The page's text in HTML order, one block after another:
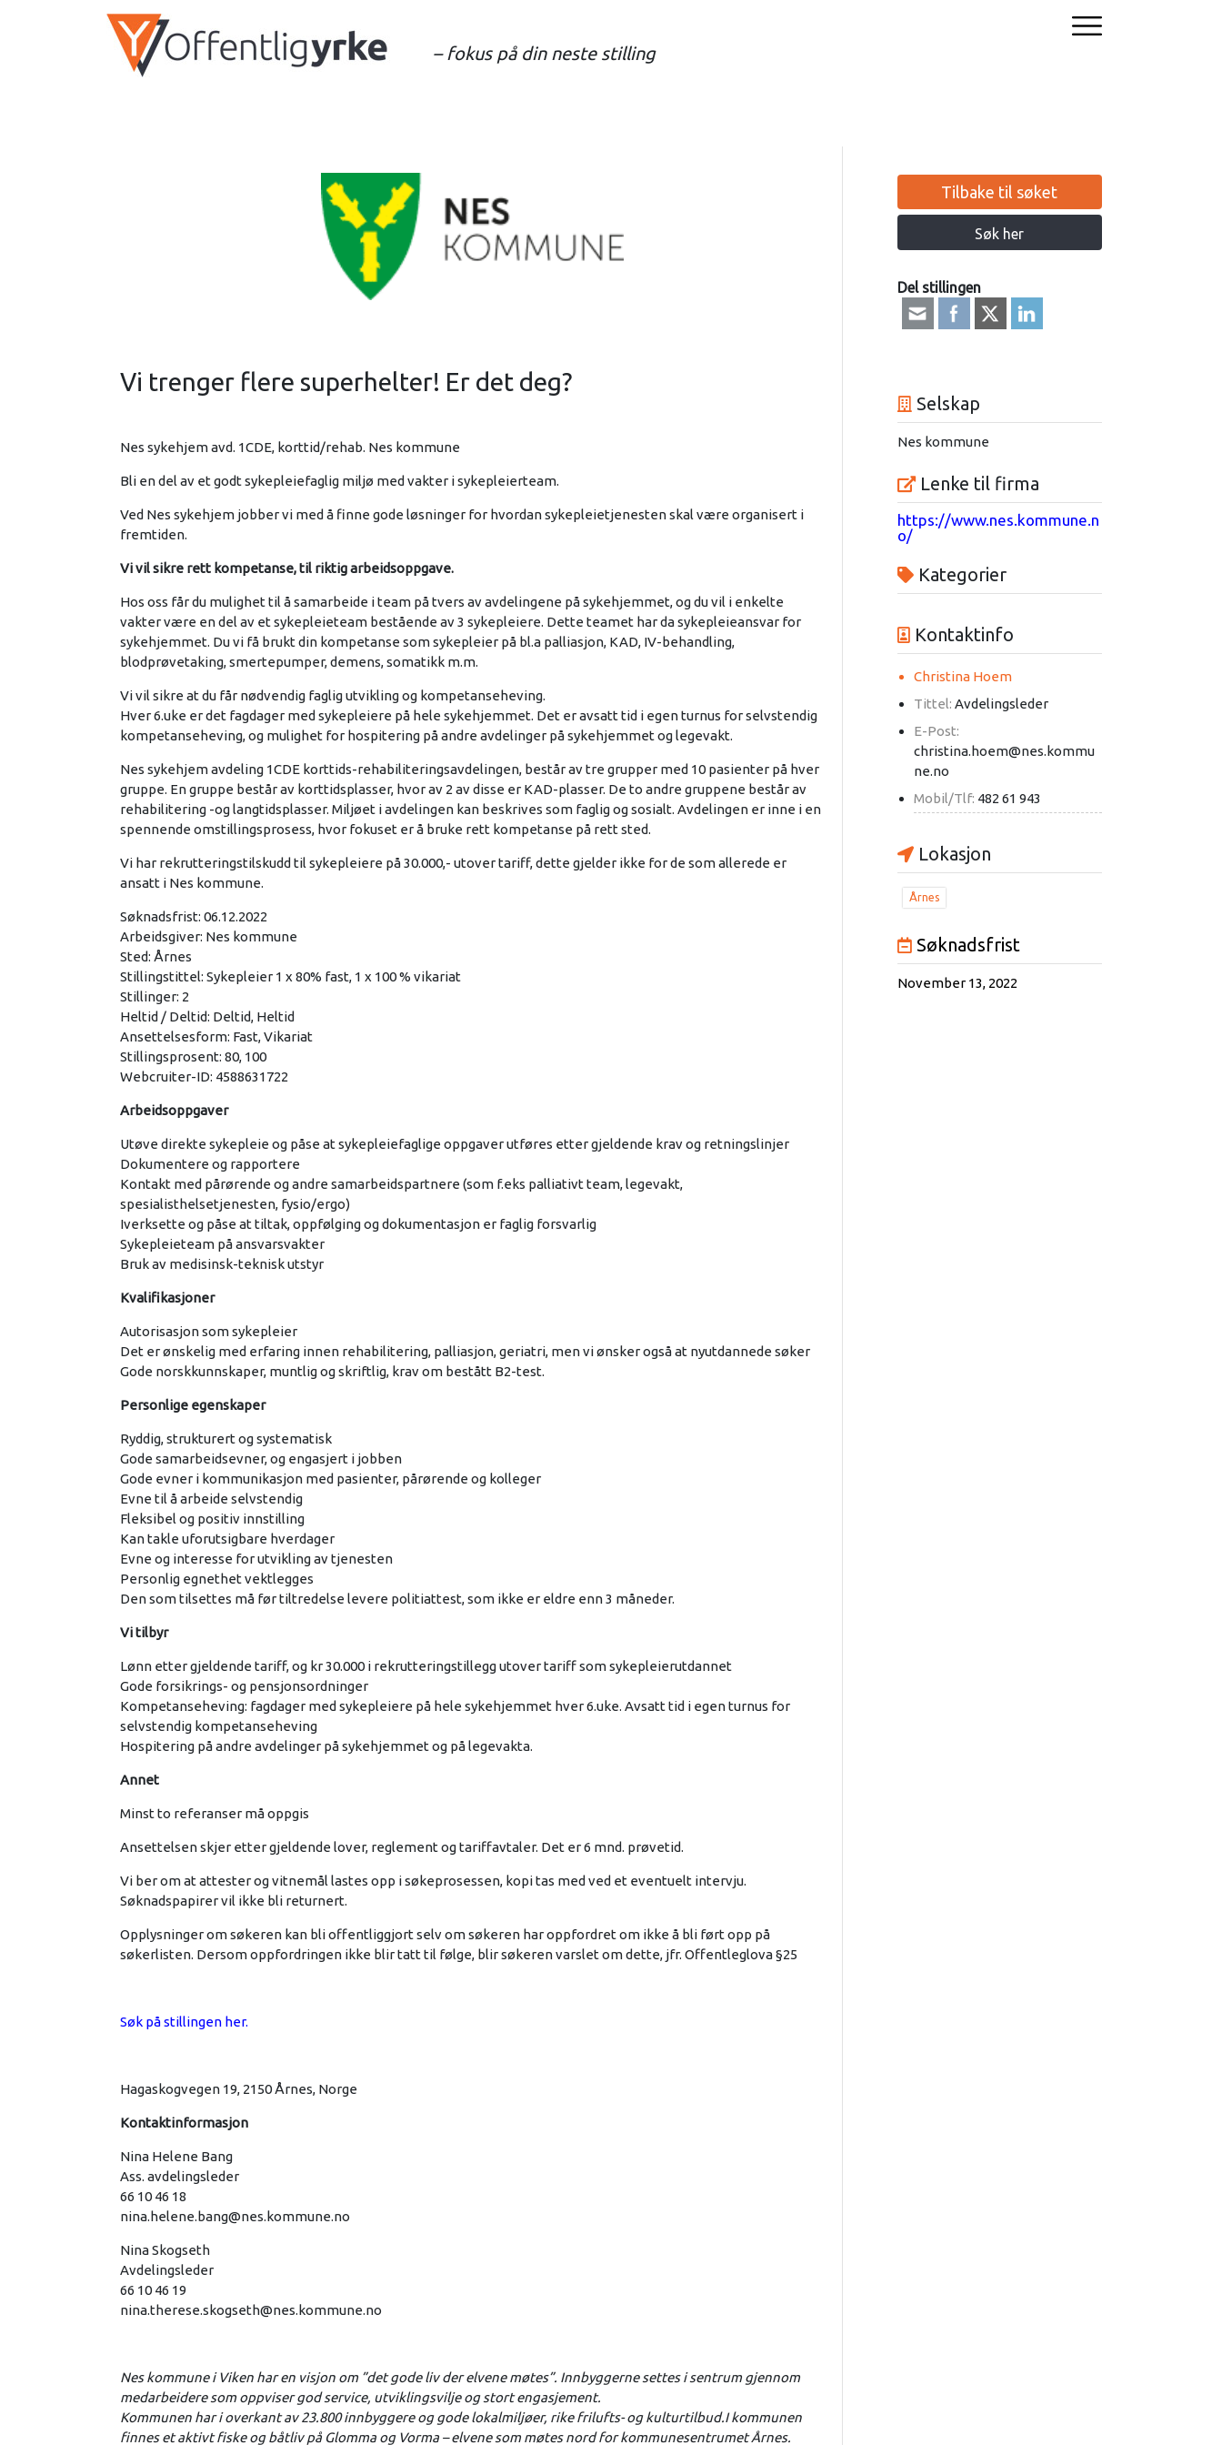
– fokus på din neste stilling
Vi trenger flere superhelter! Er det deg?
Nes sykehjem avd. 1CDE, korttid/rehab. Nes kommune
Bli en del av et godt sykepleiefaglig miljø med vakter i sykepleierteam.
Ved Nes sykehjem jobber vi med å finne gode løsninger for hvordan sykepleietjenesten skal være organisert i
fremtiden.
Vi vil sikre rett kompetanse, til riktig arbeidsoppgave.
Hos oss får du mulighet til å samarbeide i team på tvers av avdelingene på sykehjemmet, og du vil i enkelte
vakter være en del av et sykepleieteam bestående av 3 sykepleiere. Dette teamet har da sykepleieansvar for
sykehjemmet. Du vi få brukt din kompetanse som sykepleier på bl.a palliasjon, KAD, IV-behandling,
blodprøvetaking, smertepumper, demens, somatikk m.m.
Vi vil sikre at du får nødvendig faglig utvikling og kompetanseheving.
Hver 6.uke er det fagdager med sykepleiere på hele sykehjemmet. Det er avsatt tid i egen turnus for selvstendig
kompetanseheving, og mulighet for hospitering på andre avdelinger på sykehjemmet og legevakt.
Nes sykehjem avdeling 1CDE korttids-rehabiliteringsavdelingen, består av tre grupper med 10 pasienter på hver
gruppe. En gruppe består av korttidsplasser, hvor av 2 av disse er KAD-plasser. De to andre gruppene består av
rehabilitering -og langtidsplasser. Miljøet i avdelingen kan beskrives som faglig og sosialt. Avdelingen er inne i en
spennende omstillingsprosess, hvor fokuset er å bruke rett kompetanse på rett sted.
Vi har rekrutteringstilskudd til sykepleiere på 30.000,- utover tariff, dette gjelder ikke for de som allerede er
ansatt i Nes kommune.
Søknadsfrist: 06.12.2022
Arbeidsgiver: Nes kommune
Sted: Årnes
Stillingstittel: Sykepleier 1 x 80% fast, 1 x 100 % vikariat
Stillinger: 2
Heltid / Deltid: Deltid, Heltid
Ansettelsesform: Fast, Vikariat
Stillingsprosent: 80, 100
Webcruiter-ID: 4588631722
Arbeidsoppgaver
Utøve direkte sykepleie og påse at sykepleiefaglige oppgaver utføres etter gjeldende krav og retningslinjer
Dokumentere og rapportere
Kontakt med pårørende og andre samarbeidspartnere (som f.eks palliativt team, legevakt,
spesialisthelsetjenesten, fysio/ergo)
Iverksette og påse at tiltak, oppfølging og dokumentasjon er faglig forsvarlig
Sykepleieteam på ansvarsvakter
Bruk av medisinsk-teknisk utstyr
Kvalifikasjoner
Autorisasjon som sykepleier
Det er ønskelig med erfaring innen rehabilitering, palliasjon, geriatri, men vi ønsker også at nyutdannede søker
Gode norskkunnskaper, muntlig og skriftlig, krav om bestått B2-test.
Personlige egenskaper
Ryddig, strukturert og systematisk
Gode samarbeidsevner, og engasjert i jobben
Gode evner i kommunikasjon med pasienter, pårørende og kolleger
Evne til å arbeide selvstendig
Fleksibel og positiv innstilling
Kan takle uforutsigbare hverdager
Evne og interesse for utvikling av tjenesten
Personlig egnethet vektlegges
Den som tilsettes må før tiltredelse levere politiattest, som ikke er eldre enn 3 måneder.
Vi tilbyr
Lønn etter gjeldende tariff, og kr 30.000 i rekrutteringstillegg utover tariff som sykepleierutdannet
Gode forsikrings- og pensjonsordninger
Kompetanseheving: fagdager med sykepleiere på hele sykehjemmet hver 6.uke. Avsatt tid i egen turnus for
selvstendig kompetanseheving
Hospitering på andre avdelinger på sykehjemmet og på legevakta.
Annet
Minst to referanser må oppgis
Ansettelsen skjer etter gjeldende lover, reglement og tariffavtaler. Det er 6 mnd. prøvetid.
Vi ber om at attester og vitnemål lastes opp i søkeprosessen, kopi tas med ved et eventuelt intervju.
Søknadspapirer vil ikke bli returnert.
Opplysninger om søkeren kan bli offentliggjort selv om søkeren har oppfordret om ikke å bli ført opp på
søkerlisten. Dersom oppfordringen ikke blir tatt til følge, blir søkeren varslet om dette, jfr. Offentleglova §25
Søk på stillingen her.
Hagaskogvegen 19, 2150 Årnes, Norge
Kontaktinformasjon
Nina Helene Bang
Ass. avdelingsleder
66 10 46 18
nina.helene.bang@nes.kommune.no
Nina Skogseth
Avdelingsleder
66 10 46 19
nina.therese.skogseth@nes.kommune.no
Nes kommune i Viken har en visjon om ”det gode liv der elvene møtes”. Innbyggerne settes i sentrum gjennom
medarbeidere som oppviser god service, utviklingsvilje og stort engasjement.
Kommunen har i overkant av 23.800 innbyggere og gode lokalmiljøer, rike frilufts- og kulturtilbud.I kommunen
finnes et aktivt fiske og båtliv på Glomma og Vorma – elvene som møtes nord for kommunesentrumet Årnes.
Tilbake til søket
Søk her
Del stillingen
Selskap
Nes kommune
Lenke til firma
https://www.nes.kommune.n
o/
Kategorier
Kontaktinfo
Christina Hoem
Tittel: Avdelingsleder
E-Post:
christina.hoem@nes.kommu
ne.no
Mobil/Tlf: 482 61 943
Lokasjon
Årnes
Søknadsfrist
November 13, 2022